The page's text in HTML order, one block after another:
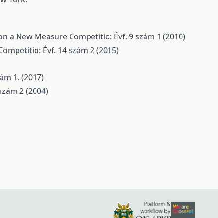
a New Measure Competitio: Évf. 9 szám 1 (2010)
Évf. 14 szám 2 (2015)
1. (2017)
2 (2004)